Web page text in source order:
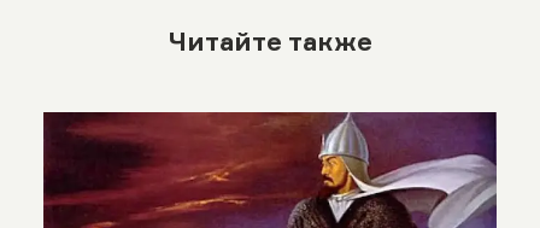
Читайте также